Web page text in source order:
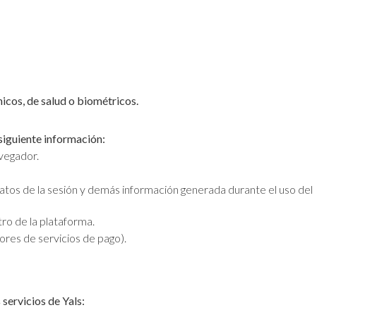
de salud o biométricos.
información:
de la sesión y demás información generada durante el uso del
de la plataforma.
de servicios de pago).
de Yals: